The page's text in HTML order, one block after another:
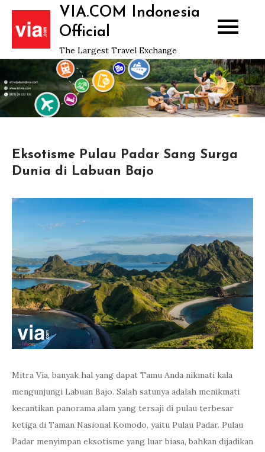
Skip
content
VIA.COM Indonesia
Official
The Largest Travel Exchange
Eksotisme Pulau Padar Sang Surga
Dunia di Labuan Bajo
Mitra Via, banyak hal yang dapat Tamu Anda nikmati kala
mengunjungi Labuan Bajo. Salah satunya adalah menikmati
kecantikan panorama alam yang tersaji di pulau terbesar
ketiga di Taman Nasional Komodo, yaitu Pulau Padar. Pulau
Padar menyimpan eksotisme yang luar biasa, bahkan dijadikan